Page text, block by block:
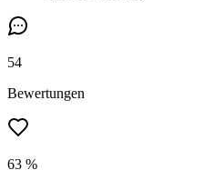
54
Bewertungen
63 %